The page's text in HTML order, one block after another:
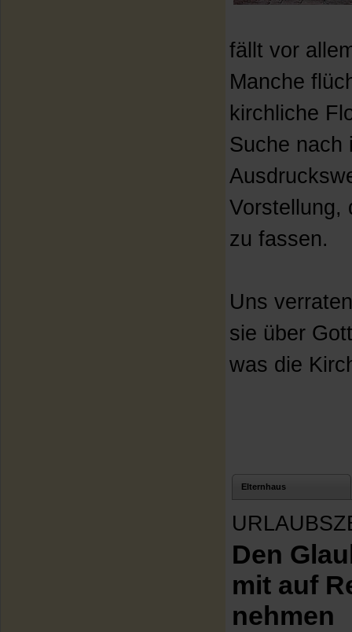
fällt vor
Manche
kirchliche
Suche nach
Vorstellung,
zu fassen.
Uns
sie über
was die
Elternhaus
Den
mit auf
nehmen